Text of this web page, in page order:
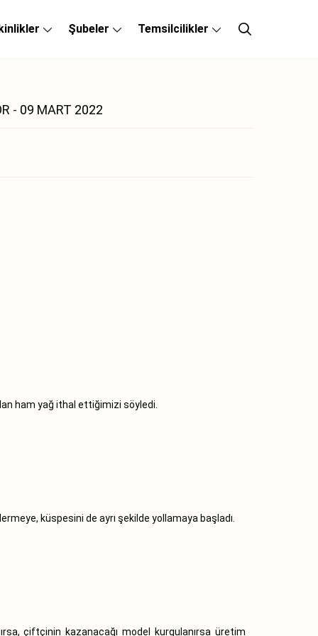
Şubeler Temsilcilikler
- 09 MART 2022
ham yağ ithal ettiğimizi söyledi.
küspesini de ayrı şekilde yollamaya başladı.
çiftçinin kazanacağı model kurgulanırsa üretim